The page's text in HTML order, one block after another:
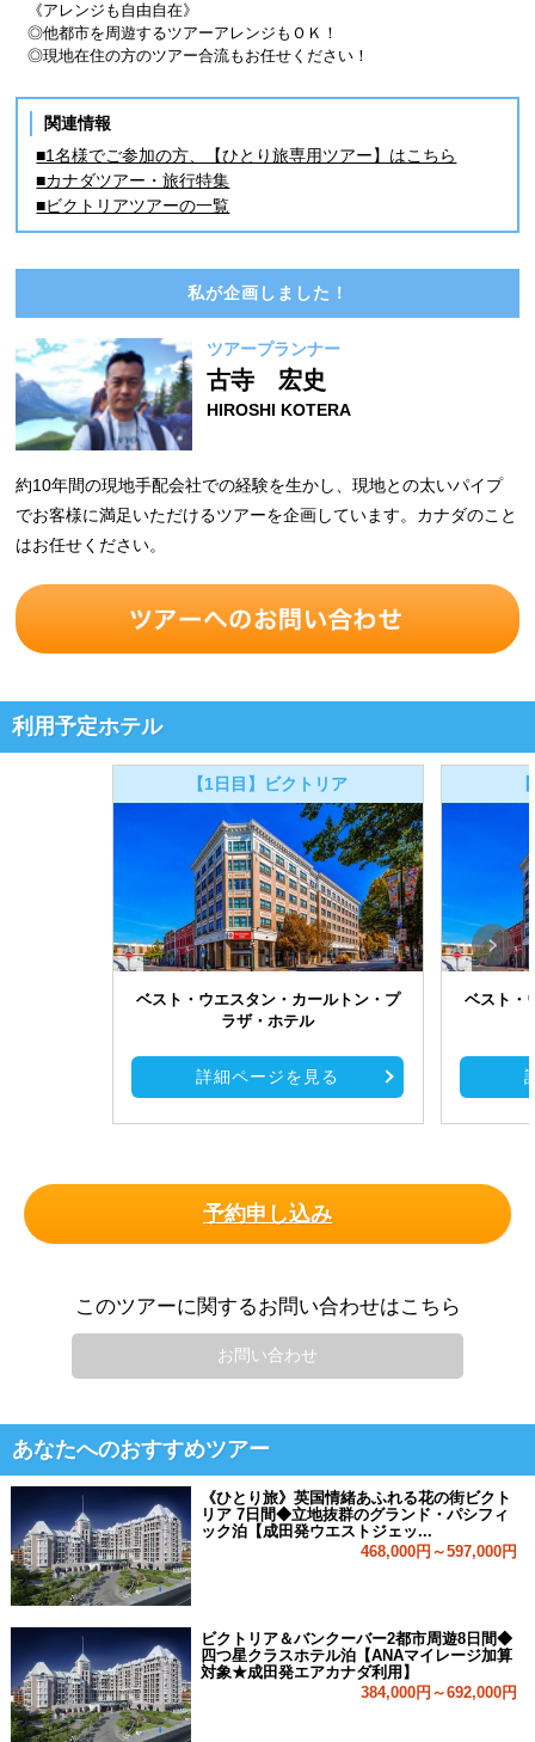
《アレンジも自由自在》
◎他都市を周遊するツアーアレンジもＯＫ！
◎現地在住の方のツアー合流もお任せください！
関連情報
■1名様でご参加の方、【ひとり旅専用ツアー】はこちら
■カナダツアー・旅行特集
■ビクトリアツアーの一覧
私が企画しました！
ツアープランナー
古寺 宏史
HIROSHI KOTERA
約10年間の現地手配会社での経験を生かし、現地との太いパイプ
でお客様に満足いただけるツアーを企画しています。カナダのこと
はお任せください。
利用予定ホテル
【1日目】ビクトリア
ベスト・ウエスタン・カールトン・プ
ラザ・ホテル
詳細ページを見る
ベスト・
予約申し込み
このツアーに関するお問い合わせはこちら
お問い合わせ
あなたへのおすすめツアー
《ひとり旅》英国情緒あふれる花の街ビクト
リア 7日間◆立地抜群のグランド・パシフィ
ック泊【成田発ウエストジェッ...
468,000円～597,000円
ビクトリア＆バンクーバー2都市周遊8日間◆
四つ星クラスホテル泊【ANAマイレージ加算
対象★成田発エアカナダ利用】
384,000円～692,000円